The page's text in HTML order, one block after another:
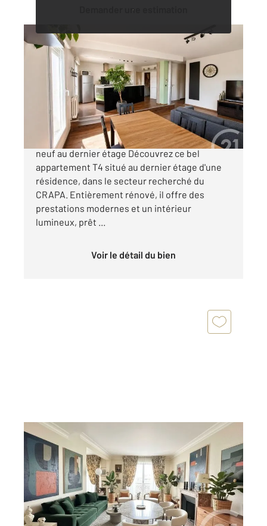
Demander une estimation
NANTES 44
77 m2, 4 pièces
Ref : 3255
Appartement à vendre
279 990 €
CRAPA Appartement T4 entièrement refait à
neuf au dernier étage Découvrez ce bel
appartement T4 situé au dernier étage d'une
résidence, dans le secteur recherché du
CRAPA. Entièrement rénové, il offre des
prestations modernes et un intérieur
lumineux, prêt ...
Voir le détail du bien
NANTES 44
89 m 2 , 5 pièces
Ref : 3080
Appartement à vendre
258 990 €